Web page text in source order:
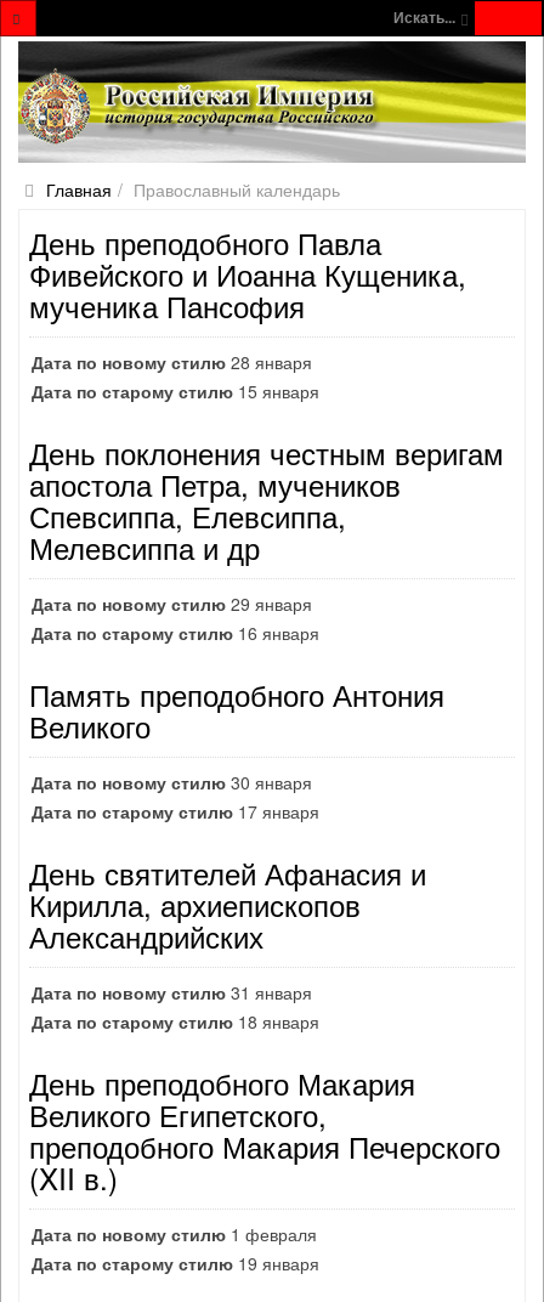
Искать...
Главная Православный календарь
День преподобного Павла
Фивейского и Иоанна Кущеника,
мученика Пансофия
Дата по новому стилю 28 января
Дата по старому стилю 15 января
День поклонения честным веригам
апостола Петра, мучеников
Спевсиппа, Елевсиппа,
Мелевсиппа и др
Дата по новому стилю 29 января
Дата по старому стилю 16 января
Память преподобного Антония
Великого
Дата по новому стилю 30 января
Дата по старому стилю 17 января
День святителей Афанасия и
Кирилла, архиепископов
Александрийских
Дата по новому стилю 31 января
Дата по старому стилю 18 января
День преподобного Макария
Великого Египетского,
преподобного Макария Печерского
(XII в.)
Дата по новому стилю 1 февраля
Дата по старому стилю 19 января